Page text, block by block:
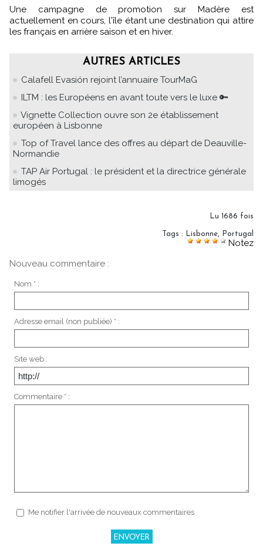
Une campagne de promotion sur Madère est
actuellement en cours, l'île étant une destination qui attire
les français en arrière saison et en hiver.
AUTRES ARTICLES
Calafell Evasión rejoint l’annuaire TourMaG
ILTM : les Européens en avant toute vers le luxe 🔑
Vignette Collection ouvre son 2e établissement
européen à Lisbonne
Top of Travel lance des offres au départ de Deauville-
Normandie
TAP Air Portugal : le président et la directrice générale
limogés
Lu 1686 fois
Tags : Lisbonne Portugal
Notez
Nouveau commentaire :
Nom * :
Adresse email (non publiée) * :
Site web :
Commentaire * :
Me notifier l'arrivée de nouveaux commentaires